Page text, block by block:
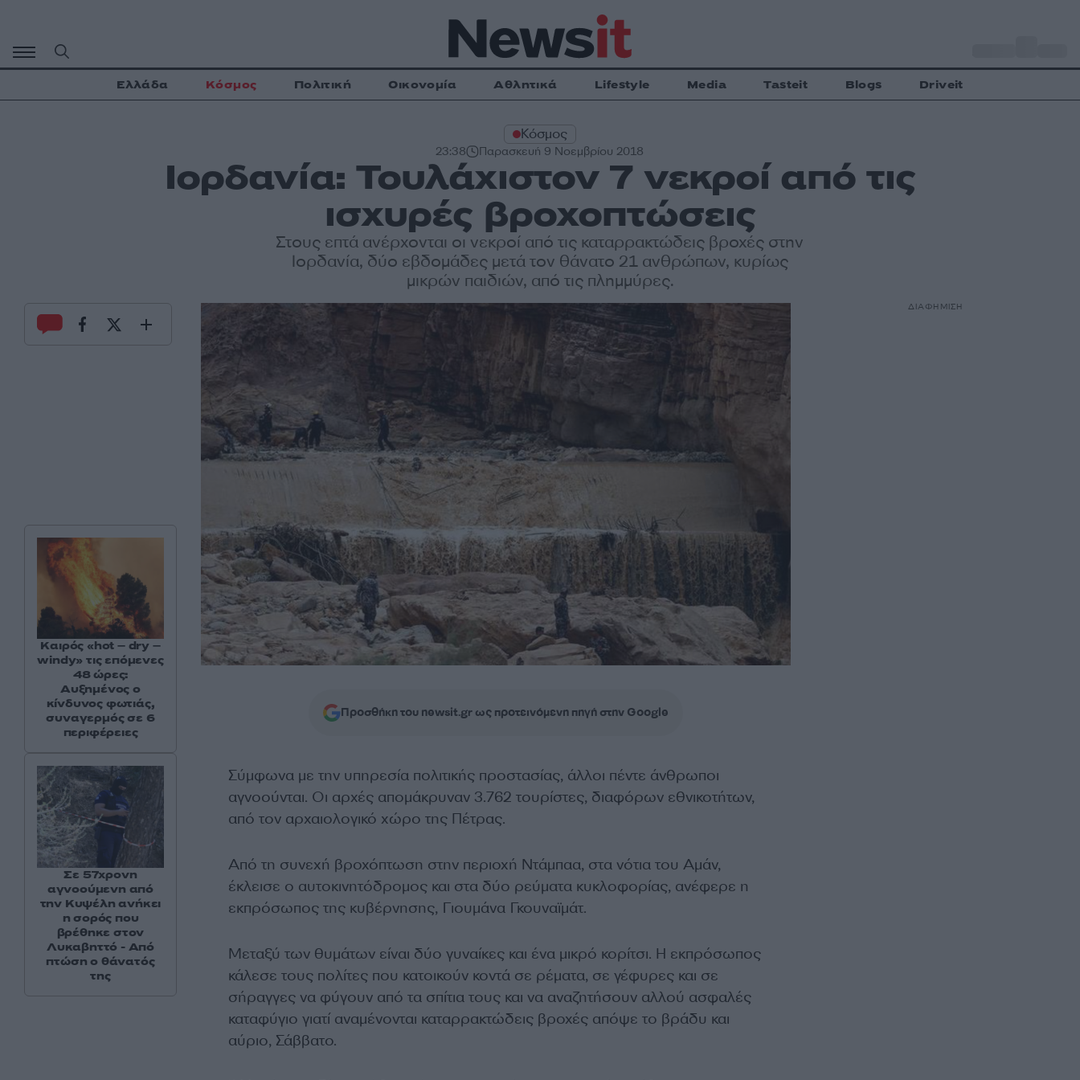
περιεχόμενο
Ελλάδα Κόσμος Πολιτική Οικονομία Αθλητικά Lifestyle Media Tasteit Blogs Driveit
Κόσμος
23:38 Παρασκευή 9 Νοεμβρίου 2018
Ιορδανία: Τουλάχιστον 7 νεκροί από τις
ισχυρές βροχοπτώσεις
Στους επτά ανέρχονται οι νεκροί από τις καταρρακτώδεις βροχές στην
Ιορδανία, δύο εβδομάδες μετά τον θάνατο 21 ανθρώπων, κυρίως
μικρών παιδιών, από τις πλημμύρες.
Προσθήκη του newsit.gr ως προτεινόμενη πηγή στην Google
Σύμφωνα με την υπηρεσία πολιτικής προστασίας, άλλοι πέντε άνθρωποι
αγνοούνται. Οι αρχές απομάκρυναν 3.762 τουρίστες, διαφόρων εθνικοτήτων,
από τον αρχαιολογικό χώρο της Πέτρας.
Από τη συνεχή βροχόπτωση στην περιοχή Ντάμπαα, στα νότια του Αμάν,
έκλεισε ο αυτοκινητόδρομος και στα δύο ρεύματα κυκλοφορίας, ανέφερε η
εκπρόσωπος της κυβέρνησης, Γιουμάνα Γκουναϊμάτ.
Μεταξύ των θυμάτων είναι δύο γυναίκες και ένα μικρό κορίτσι. Η εκπρόσωπος
κάλεσε τους πολίτες που κατοικούν κοντά σε ρέματα, σε γέφυρες και σε
σήραγγες να φύγουν από τα σπίτια τους και να αναζητήσουν αλλού ασφαλές
καταφύγιο γιατί αναμένονται καταρρακτώδεις βροχές απόψε το βράδυ και
αύριο, Σάββατο.
Καιρός «hot – dry –
windy» τις επόμενες
48 ώρες:
Αυξημένος ο
κίνδυνος φωτιάς,
συναγερμός σε 6
περιφέρειες
Σε 57χρονη
αγνοούμενη από
την Κυψέλη ανήκει
η σορός που
βρέθηκε στον
Λυκαβηττό - Από
πτώση ο θάνατός
της
ΔΙΑΦΗΜΙΣΗ